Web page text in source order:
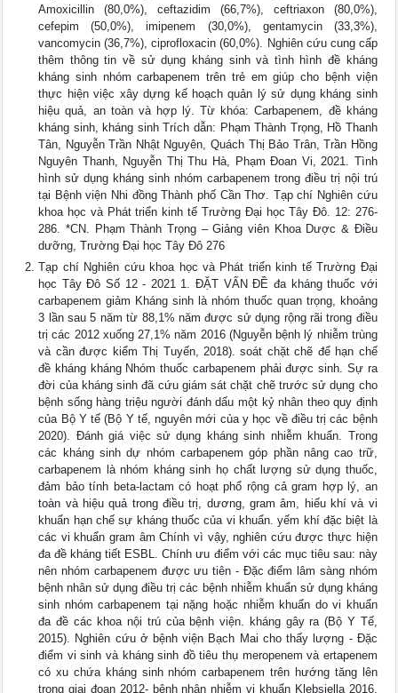
Amoxicillin (80,0%), ceftazidim (66,7%), ceftriaxon (80,0%),
cefepim (50,0%), imipenem (30,0%), gentamycin (33,3%),
vancomycin (36,7%), ciprofloxacin (60,0%). Nghiên cứu cung cấp
thêm thông tin về sử dụng kháng sinh và tình hình đề kháng
kháng sinh nhóm carbapenem trên trẻ em giúp cho bệnh viện
thực hiện việc xây dựng kế hoạch quản lý sử dụng kháng sinh
hiệu quả, an toàn và hợp lý. Từ khóa: Carbapenem, đề kháng
kháng sinh, kháng sinh Trích dẫn: Phạm Thành Trọng, Hồ Thanh
Tân, Nguyễn Trần Nhật Nguyên, Quách Thị Bảo Trân, Trần Hồng
Nguyên Thanh, Nguyễn Thị Thu Hà, Phạm Đoan Vi, 2021. Tình
hình sử dụng kháng sinh nhóm carbapenem trong điều trị nội trú
tại Bệnh viện Nhi đồng Thành phố Cần Thơ. Tạp chí Nghiên cứu
khoa học và Phát triển kinh tế Trường Đại học Tây Đô. 12: 276-
286. *CN. Phạm Thành Trọng – Giảng viên Khoa Dược & Điều
dưỡng, Trường Đại học Tây Đô 276
Tạp chí Nghiên cứu khoa học và Phát triển kinh tế Trường Đại
học Tây Đô Số 12 - 2021 1. ĐẶT VẤN ĐỀ đa kháng thuốc với
carbapenem giảm Kháng sinh là nhóm thuốc quan trọng, khoảng
3 lần sau 5 năm từ 88,1% năm được sử dụng rộng rãi trong điều
trị các 2012 xuống 27,1% năm 2016 (Nguyễn bệnh lý nhiễm trùng
và cần được kiểm Thị Tuyến, 2018). soát chặt chẽ để hạn chế
đề kháng kháng Nhóm thuốc carbapenem phải được sinh. Sự ra
đời của kháng sinh đã cứu giám sát chặt chẽ trước sử dụng cho
bệnh sống hàng triệu người đánh dấu một kỷ nhân theo quy định
của Bộ Y tế (Bộ Y tế, nguyên mới của y học về điều trị các bệnh
2020). Đánh giá việc sử dụng kháng sinh nhiễm khuẩn. Trong
các kháng sinh dự nhóm carbapenem góp phần nâng cao trữ,
carbapenem là nhóm kháng sinh họ chất lượng sử dụng thuốc,
đảm bảo tính beta-lactam có hoạt phổ rộng cả gram hợp lý, an
toàn và hiệu quả trong điều trị, dương, gram âm, hiếu khí và vi
khuẩn hạn chế sự kháng thuốc của vi khuẩn. yếm khí đặc biệt là
các vi khuẩn gram âm Chính vì vậy, nghiên cứu được thực hiện
đa đề kháng tiết ESBL. Chính ưu điểm với các mục tiêu sau: này
nên nhóm carbapenem được ưu tiên - Đặc điểm lâm sàng nhóm
bệnh nhân sử dụng điều trị các bệnh nhiễm khuẩn sử dụng kháng
sinh nhóm carbapenem tại nặng hoặc nhiễm khuẩn do vi khuẩn
đa đề các khoa nội trú của bệnh viện. kháng gây ra (Bộ Y Tế,
2015). Nghiên cứu ở bệnh viện Bạch Mai cho thấy lượng - Đặc
điểm vi sinh và kháng sinh đồ tiêu thụ meropenem và ertapenem
có xu chứa kháng sinh nhóm carbapenem trên hướng tăng lên
trong giai đoạn 2012- bệnh nhân nhiễm vi khuẩn Klebsiella 2016.